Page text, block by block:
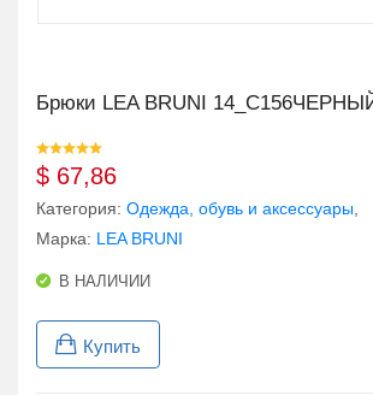
Брюки LEA BRUNI
$ 67,86
Категория: Одежда, обувь и аксессуары,
Марка: LEA BRUNI
В НАЛИЧИИ
Купить